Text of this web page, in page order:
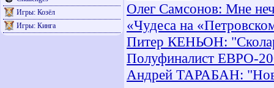
Игры: Козёл
Игры: Кинга
Олег Самсонов: Мне
«Чудеса на
Питер КЕНЬОН:
Полуфиналист ЕВРО-
Андрей ТАРАБАН: